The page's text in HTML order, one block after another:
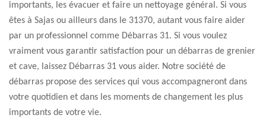
importants, les évacuer et faire un nettoyage général. Si vous
êtes à Sajas ou ailleurs dans le 31370, autant vous faire aider
par un professionnel comme Débarras 31. Si vous voulez
vraiment vous garantir satisfaction pour un débarras de grenier
et cave, laissez Débarras 31 vous aider. Notre société de
débarras propose des services qui vous accompagneront dans
votre quotidien et dans les moments de changement les plus
importants de votre vie.